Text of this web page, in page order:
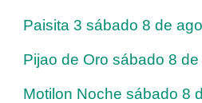
Paisita 3 sábado 8 de
Pijao de Oro sábado 8
Motilon Noche sábado 8